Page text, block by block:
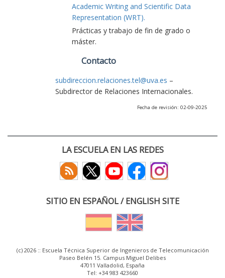
Academic Writing and Scientific Data
Representation (WRT).
Prácticas y trabajo de fin de grado o
máster.
Contacto
subdireccion.relaciones.tel@uva.es –
Subdirector de Relaciones Internacionales.
Fecha de revisión: 02-09-2025
LA ESCUELA EN LAS REDES
SITIO EN ESPAÑOL / ENGLISH SITE
(c) 2026 :: Escuela Técnica Superior de Ingenieros de Telecomunicación
Paseo Belén 15. Campus Miguel Delibes
47011 Valladolid, España
Tel: +34 983 423660